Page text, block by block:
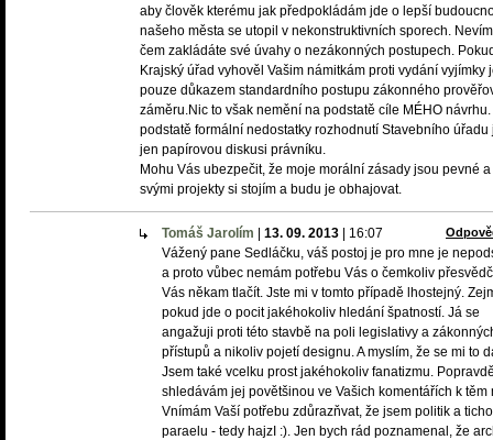
aby člověk kterému jak předpokládám jde o lepší
našeho města se utopil v nekonstruktivních sporech.
čem zakládáte své úvahy o nezákonných postupech.
Krajský úřad vyhověl Vašim námitkám proti vydání vyjímky
pouze důkazem standardního postupu zákonného
záměru.Nic to však nemění na podstatě cíle MÉHO návrhu.
podstatě formální nedostatky rozhodnutí Stavebního úřadu
jen papírovou diskusi právníku.
Mohu Vás ubezpečit, že moje morální zásady jsou pevné
svými projekty si stojím a budu je obhajovat.
Tomáš Jarolím 13. 09. 2013 16:07
Vážený pane Sedláčku, váš postoj je pro mne je
a proto vůbec nemám potřebu Vás o čemkoliv
Vás někam tlačít. Jste mi v tomto případě lhostejný.
pokud jde o pocit jakéhokoliv hledání špatností. Já se
angažuji proti této stavbě na poli legislativy a
přístupů a nikoliv pojetí designu. A myslím, že se mi to
Jsem také vcelku prost jakéhokoliv fanatizmu.
shledávám jej povětšinou ve Vašich komentářích k těm
Vnímám Vaší potřebu zdůrazňvat, že jsem politik a
paraelu - tedy hajzI :). Jen bych rád poznamenal, že